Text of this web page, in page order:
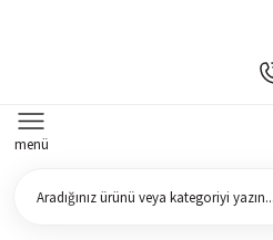
menü